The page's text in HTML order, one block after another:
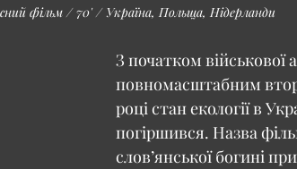
фільм / 70' / Україна, Польща, Нідерланди
З початком військової
повномасштабним
році стан екології в
погіршився. Назва
слов’янської богині